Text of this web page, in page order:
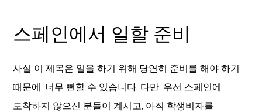
스페인에서 일할 준비
사실 이 제목은 일을 하기 위해 당연히 준비를 해야 하기
때문에, 너무 뻔할 수 있습니다. 다만, 우선 스페인에
도착하지 않으신 분들이 계시고, 아직 학생비자를